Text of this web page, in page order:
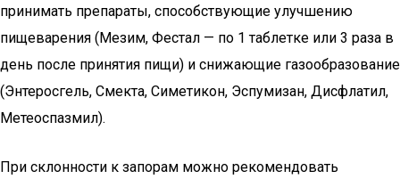
принимать препараты, способствующие улучшению
пищеварения (Мезим, Фестал — по 1 таблетке или 3 раза в
день после принятия пищи) и снижающие газообразование
(Энтеросгель, Смекта, Симетикон, Эспумизан, Дисфлатил,
Метеоспазмил).
При склонности к запорам можно рекомендовать